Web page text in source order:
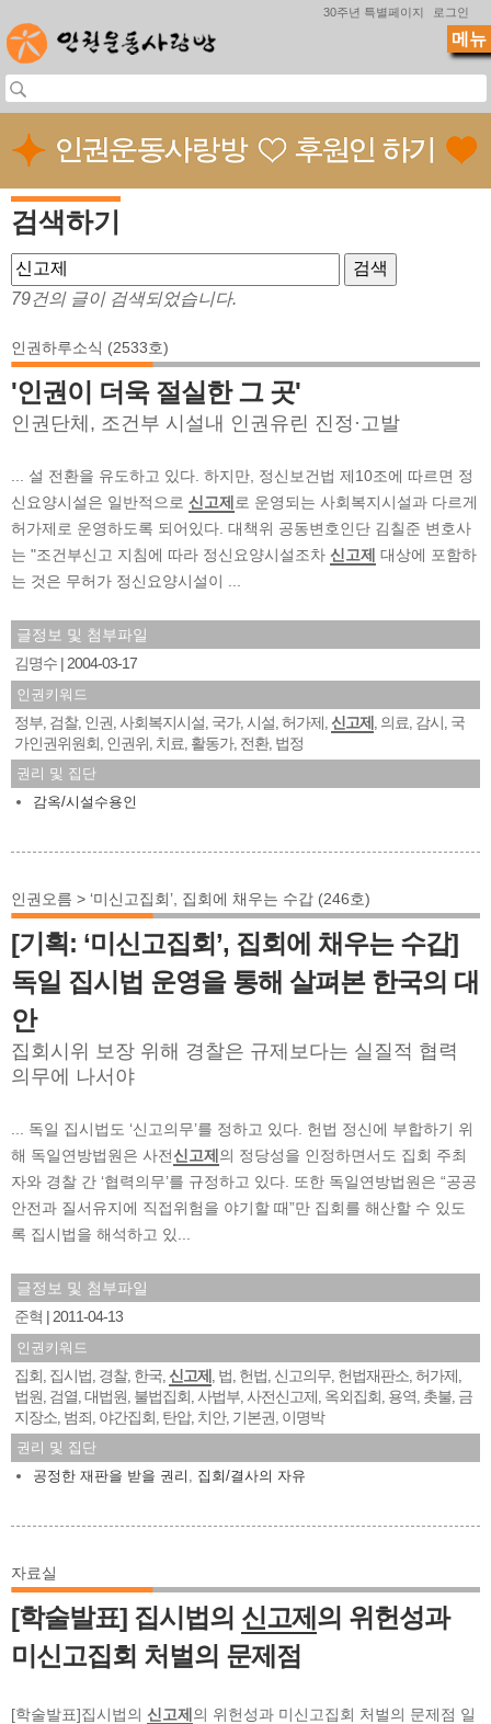
30주년 특별페이지 로그인
검색하기
79건의 글이 검색되었습니다.
인권하루소식 (2533호)
'인권이 더욱 절실한 그 곳'
인권단체, 조건부 시설내 인권유린 진정·고발
... 설 전환을 유도하고 있다. 하지만, 정신보건법 제10조에 따르면 정
신요양시설은 일반적으로 신고제 로 운영되는 사회복지시설과 다르게
허가제로 운영하도록 되어있다. 대책위 공동변호인단 김칠준 변호사
는 "조건부신고 지침에 따라 정신요양시설조차 신고제 대상에 포함하
는 것은 무허가 정신요양시설이 ...
글정보 및 첨부파일
김명수
2004-03-17
인권키워드
정부 검찰, 인권 사회복지시설 국가, 시설 허가제 신고제 의료 감시 국
가인권위원회 인권위 치료 활동가, 전환, 법정
권리 및 집단
감옥/시설수용인
인권오름 > ‘미신고집회’, 집회에 채우는 수갑 (246호)
[기획: ‘미신고집회’, 집회에 채우는 수갑]
독일 집시법 운영을 통해 살펴본 한국의 대
안
집회시위 보장 위해 경찰은 규제보다는 실질적 협력
의무에 나서야
... 독일 집시법도 ‘신고의무’를 정하고 있다. 헌법 정신에 부합하기 위
해 독일연방법원은 사전신고제 의 정당성을 인정하면서도 집회 주최
자와 경찰 간 ‘협력의무’를 규정하고 있다. 또한 독일연방법원은 “공공
안전과 질서유지에 직접위험을 야기할 때”만 집회를 해산할 수 있도
록 집시법을 해석하고 있...
글정보 및 첨부파일
준혁
2011-04-13
인권키워드
집회 집시법 경찰, 한국 신고제 법 헌법 신고의무 헌법재판소 허가제
법원 검열 대법원 불법집회 사법부 사전신고제 옥외집회 용역 촛불 금
지장소 범죄 야간집회 탄압, 치안, 기본권 이명박
권리 및 집단
공정한 재판을 받을 권리
집회/결사의 자유
자료실
[학술발표] 집시법의 신고제 의 위헌성과
미신고집회 처벌의 문제점
[학술발표]집시법의 신고제 의 위헌성과 미신고집회 처벌의 문제점 일
메뉴